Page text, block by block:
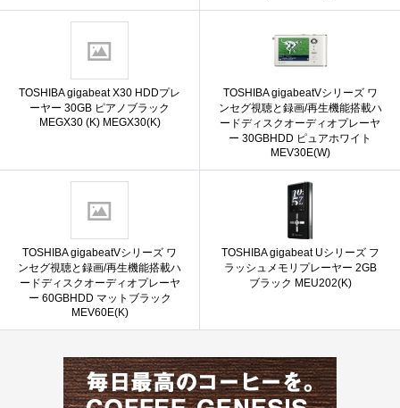
TOSHIBA gigabeat X30 HDDプレ
ーヤー 30GB ピアノブラック
MEGX30 (K) MEGX30(K)
TOSHIBA gigabeatVシリーズ ワ
ンセグ視聴と録画/再生機能搭載ハ
ードディスクオーディオプレーヤ
ー 30GBHDD ピュアホワイト
MEV30E(W)
TOSHIBA gigabeatVシリーズ ワ
ンセグ視聴と録画/再生機能搭載ハ
ードディスクオーディオプレーヤ
ー 60GBHDD マットブラック
MEV60E(K)
TOSHIBA gigabeat Uシリーズ フ
ラッシュメモリプレーヤー 2GB
ブラック MEU202(K)